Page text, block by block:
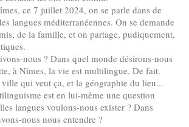
ce 7 juillet 2024, on se parle dans de
langues méditerranéennes. On se demande
de la famille, et on partage, pudiquement,
nous ? Dans quel monde désirons-nous
à Nîmes, la vie est multilingue. De fait.
qui veut ça, et la géographie du lieu...
est en lui-même une question
langues voulons-nous exister ? Dans
nous nous entendre ?